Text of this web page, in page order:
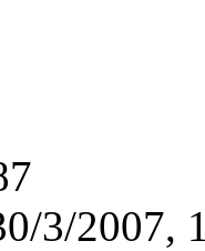
3/2007,